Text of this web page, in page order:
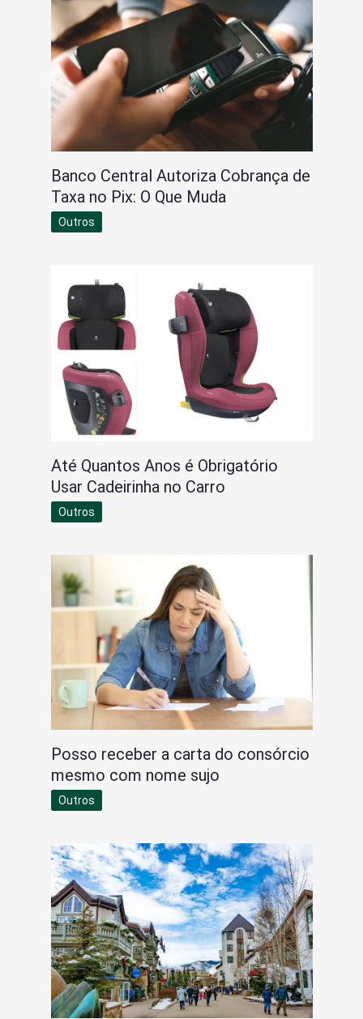
Banco Central Autoriza Cobrança de
Taxa no Pix: O Que Muda
Outros
Até Quantos Anos é Obrigatório
Usar Cadeirinha no Carro
Outros
Posso receber a carta do consórcio
mesmo com nome sujo
Outros